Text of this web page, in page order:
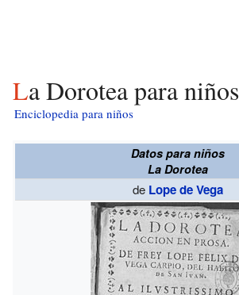
La Dorotea para niños
Enciclopedia para niños
Datos para niños
La Dorotea
de Lope de Vega